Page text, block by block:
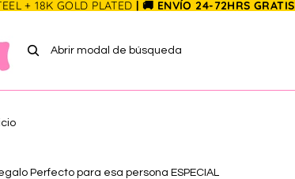
+ 18K GOLD PLATED | 🚚 ENVÍO 24-72HRS GRATIS
Abrir modal de búsqueda
Perfecto para esa persona ESPECIAL